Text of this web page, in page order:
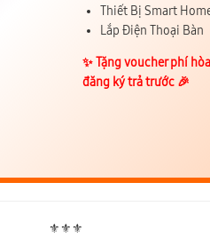
Thiết Bị Smart
Lắp Điện Thoại Bàn
✨️ Tặng voucher phí
đăng ký trả trước 🎉
⚜️⚜️⚜️